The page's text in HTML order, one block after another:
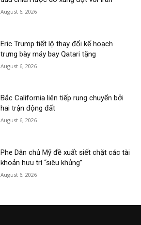
August 6, 2026
Eric Trump tiết lộ thay đổi kế hoạch
trưng bày máy bay Qatari tặng
August 6, 2026
Bắc California liên tiếp rung chuyển bởi
hai trận động đất
August 6, 2026
Phe Dân chủ Mỹ đề xuất siết chặt các tài
khoản hưu trí “siêu khủng”
August 6, 2026